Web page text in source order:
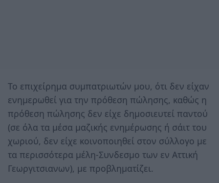
Το επιχείρημα συμπατριωτών μου, ότι δεν είχαν
ενημερωθεί για την πρόθεση πώλησης, καθώς η
πρόθεση πώλησης δεν είχε δημοσιευτεί παντού
(σε όλα τα μέσα μαζικής ενημέρωσης ή σάιτ του
χωριού, δεν είχε κοινοποιηθεί στον σύλλογο με
τα περισσότερα μέλη-Συνδεσμο των εν Αττική
Γεωργιτσιανων), με προβληματίζει.